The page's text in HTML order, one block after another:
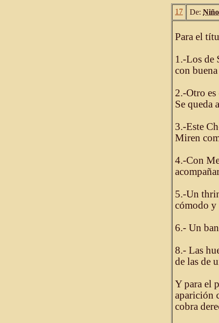
17 De:
Para el
1.-Los de
con
2.-Otro es
Se queda
3.-Este
Miren
4.-Con
5.-Un
cómodo y
6.- Un
8.- Las
de las de
Y para el
aparición
cobra